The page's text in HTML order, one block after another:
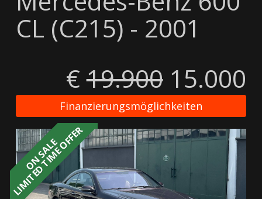
CL (C215) - 2001
€19.90015.000
Finanzierungsmöglichkeiten
ON SALE
LIMITED TIME OFFER